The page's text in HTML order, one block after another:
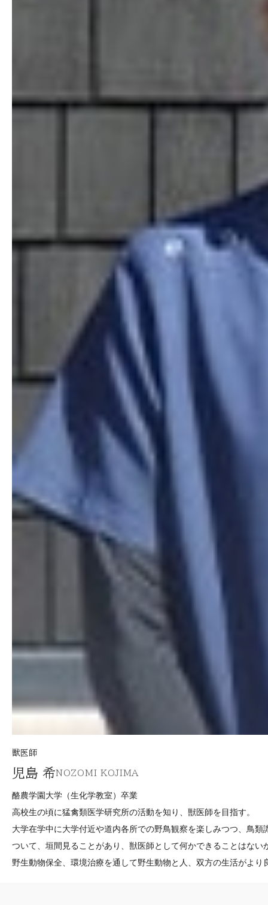
獣医師
児島 希 NOZOMI KOJIMA
酪農学園大学（生化学教室）卒業
高校生の頃に猛禽類医学研究所の活動を知り、獣医師を目指す。
大学在学中に大学付近や道内各所での野鳥観察を楽しみつつ、鳥
ついて、垣間見ることがあり、獣医師として何かできることはない
野生動物保全、環境治療を通して野生動物と人、双方の生活がよ